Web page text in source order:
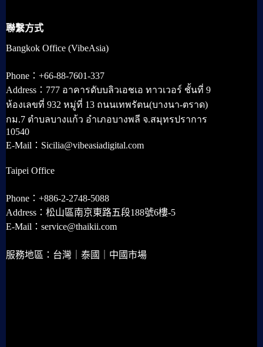
聯繫方式
Bangkok Office (VibeAsia)
Phone：+66-88-7601-337
Address：777 อาคารดับบลิวเอชเอ ทาวเวอร์ ชั้นที่ 9
ห้องเลขที่ 932 หมู่ที่ 13 ถนนเทพรัตน(บางนา-ตราด)
กม.7 ตำบลบางแก้ว อำเภอบางพลี จ.สมุทรปราการ
10540
E-Mail：Sicilia@vibeasiadigital.com
Taipei Office
Phone：+886-2-2748-5088
Address：松山區南京東路五段188號6樓-5
E-Mail：service@thaikii.com
服務地區：台灣｜泰國｜中國市場